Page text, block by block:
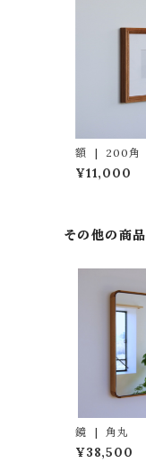
額 | 200角
¥11,000
その他の商品
鏡 | 角丸
¥38,500